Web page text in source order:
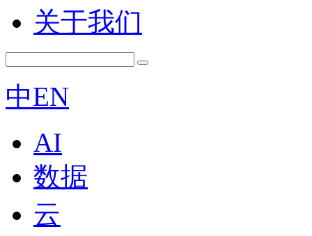
关于我们
中EN
AI
数据
云